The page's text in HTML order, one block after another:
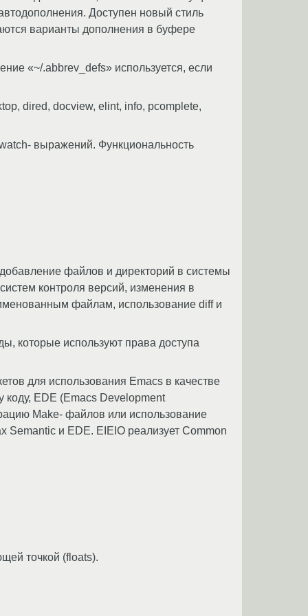
Доступен новый стиль
варианты дополнения в буфере
«~/.abbrev_defs» используется, если
dired, docview, elint, info, pcomplete,
выражений. Функциональность
файлов и директорий в системы
контроля версий, изменения в
файлам, использование diff и
которые используют права доступа
для использования Emacs в качестве
коду, EDE (Emacs Development
Make- файлов или использование
Semantic и EDE. EIEIO реализует Common
точкой (floats).